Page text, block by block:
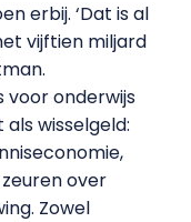
erbij. ‘Dat is al
vijftien miljard
voor onderwijs
wisselgeld:
over
Zowel